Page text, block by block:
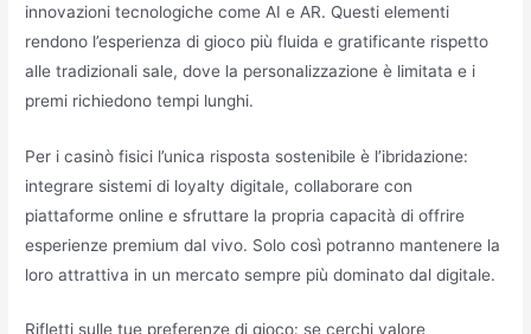
innovazioni tecnologiche come AI e AR. Questi elementi
rendono l’esperienza di gioco più fluida e gratificante rispetto
alle tradizionali sale, dove la personalizzazione è limitata e i
premi richiedono tempi lunghi.
Per i casinò fisici l’unica risposta sostenibile è l’ibridazione:
integrare sistemi di loyalty digitale, collaborare con
piattaforme online e sfruttare la propria capacità di offrire
esperienze premium dal vivo. Solo così potranno mantenere la
loro attrattiva in un mercato sempre più dominato dal digitale.
Rifletti sulle tue preferenze di gioco: se cerchi valore